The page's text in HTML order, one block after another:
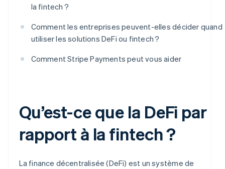
la fintech ?
Comment les entreprises peuvent-elles décider quand
utiliser les solutions DeFi ou fintech ?
Comment Stripe Payments peut vous aider
Qu’est-ce que la DeFi par
rapport à la fintech ?
La finance décentralisée (DeFi) est un système de